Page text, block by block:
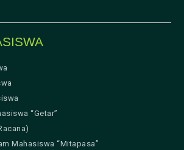
“Getar”
Mahasiswa “Mitapasa”